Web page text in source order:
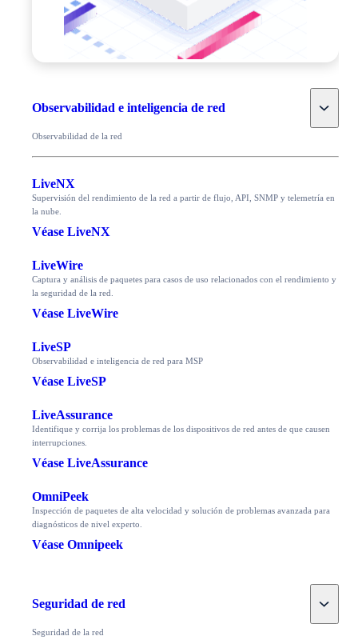
Observabilidad e inteligencia de red Toggle
Observabilidad de la red
LiveNX
Supervisión del rendimiento de la red a partir de flujo, API, SNMP y telemetría en
la nube.
Véase LiveNX
LiveWire
Captura y análisis de paquetes para casos de uso relacionados con el rendimiento y
la seguridad de la red.
Véase LiveWire
LiveSP
Observabilidad e inteligencia de red para MSP
Véase LiveSP
LiveAssurance
Identifique y corrija los problemas de los dispositivos de red antes de que causen
interrupciones.
Véase LiveAssurance
OmniPeek
Inspección de paquetes de alta velocidad y solución de problemas avanzada para
diagnósticos de nivel experto.
Véase Omnipeek
Seguridad de red Toggle
Seguridad de la red